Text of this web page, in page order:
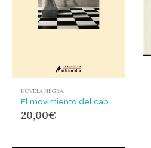
NOVELA NEGRA
20,00€